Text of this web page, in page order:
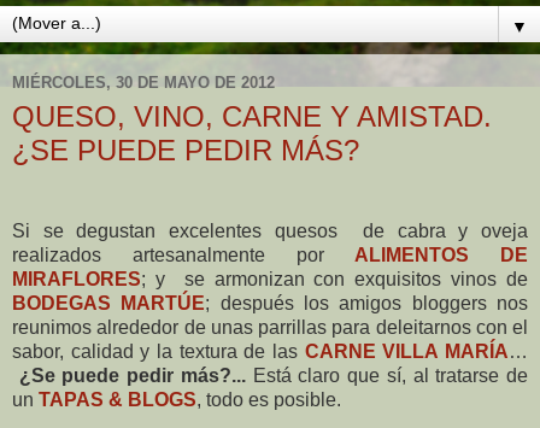
▼
MIÉRCOLES, 30 DE MAYO DE 2012
QUESO, VINO, CARNE Y AMISTAD.
¿SE PUEDE PEDIR MÁS?
Si se degustan excelentes quesos de cabra y oveja
realizados artesanalmente por ALIMENTOS DE
MIRAFLORES; y se armonizan con exquisitos vinos de
BODEGAS MARTÚE; después los amigos bloggers nos
reunimos alrededor de unas parrillas para deleitarnos con el
sabor, calidad y la textura de las CARNE VILLA MARÍA…
¿Se puede pedir más?... Está claro que sí, al tratarse de
un TAPAS & BLOGS, todo es posible.